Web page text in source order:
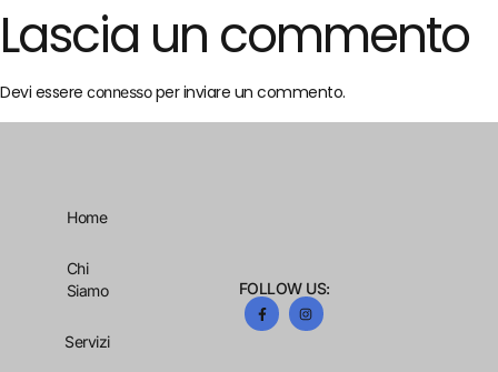
Lascia un commento
Devi essere connessoper inviare un commento.
Home
Chi
Siamo
Servizi
FOLLOW US: